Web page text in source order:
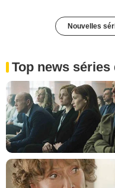
Nouvelles
Top news